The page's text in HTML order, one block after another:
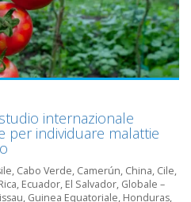
internazionale
per individuare malattie
, Cabo Verde, Camerún, China, Cile,
, Ecuador, El Salvador, Globale –
, Guinea Equatoriale, Honduras,